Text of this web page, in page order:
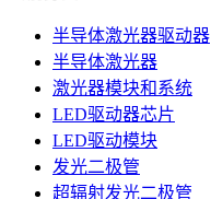
半导体激光器驱动器
半导体激光器
激光器模块和系统
LED驱动器芯片
LED驱动模块
发光二极管
超辐射发光二极管